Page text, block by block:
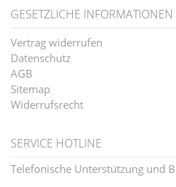
GESETZLICHE INFORMATIONEN
Vertrag widerrufen
Datenschutz
AGB
Sitemap
Widerrufsrecht
SERVICE HOTLINE
Telefonische Unterstützung und